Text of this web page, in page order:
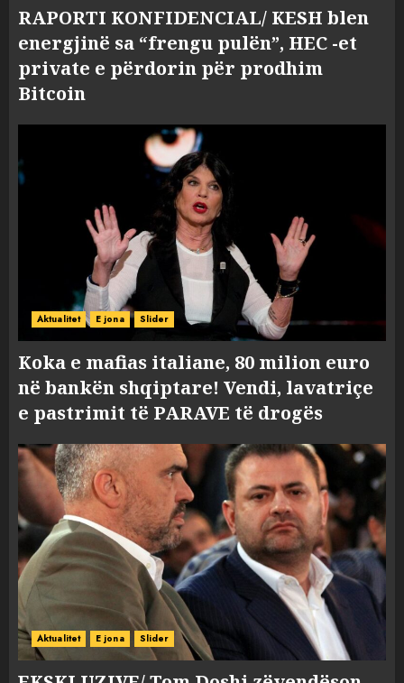
RAPORTI KONFIDENCIAL/ KESH blen
energjinë sa “frengu pulën”, HEC -et
private e përdorin për prodhim
Bitcoin
Aktualitet E jona Slider
Koka e mafias italiane, 80 milion euro
në bankën shqiptare! Vendi, lavatriçe
e pastrimit të PARAVE të drogës
Aktualitet E jona Slider